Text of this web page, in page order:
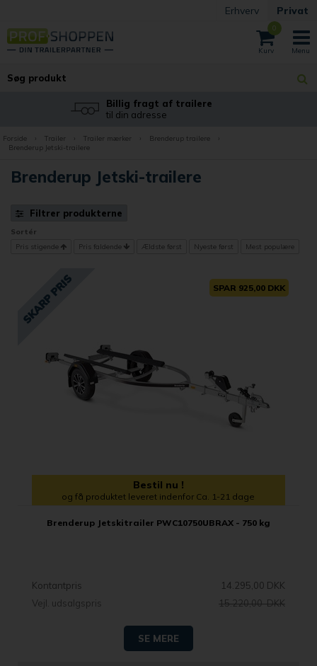
Erhverv Privat
0
Billig fragt af trailere
til din adresse
Forside Trailer Trailer mærker Brenderup trailere
Brenderup Jetski-trailere
Brenderup Jetski-trailere
Filtrer produkterne
Sortér
Pris stigende
Pris faldende Ældste først Nyeste først Mest populære
SPAR 925,00 DKK
Bestil nu !
og få produktet leveret indenfor Ca. 1-21 dage
Brenderup Jetskitrailer PWC10750UBRAX - 750 kg
Kontantpris
14.295,00 DKK
Vejl. udsalgspris
15.220,00 DKK
SE MERE